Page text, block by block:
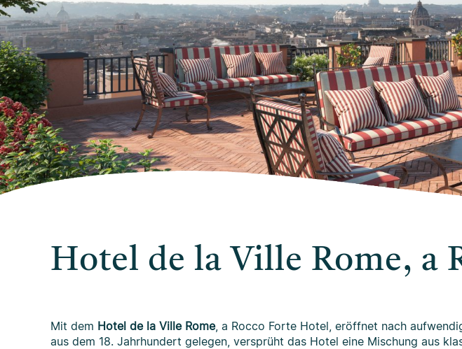
Hotel de la Ville Rome, a
Mit dem Hotel de la Ville Rome, a Rocco Forte Hotel, eröffnet nach
aus dem 18. Jahrhundert gelegen, versprüht das Hotel eine Mischung aus